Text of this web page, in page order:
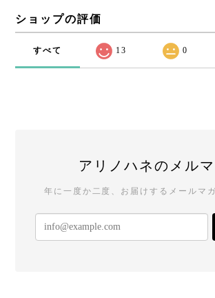
ショップの評価
すべて 13 0
アリノハネのメル
年に一度か二度、お届けするメールマ